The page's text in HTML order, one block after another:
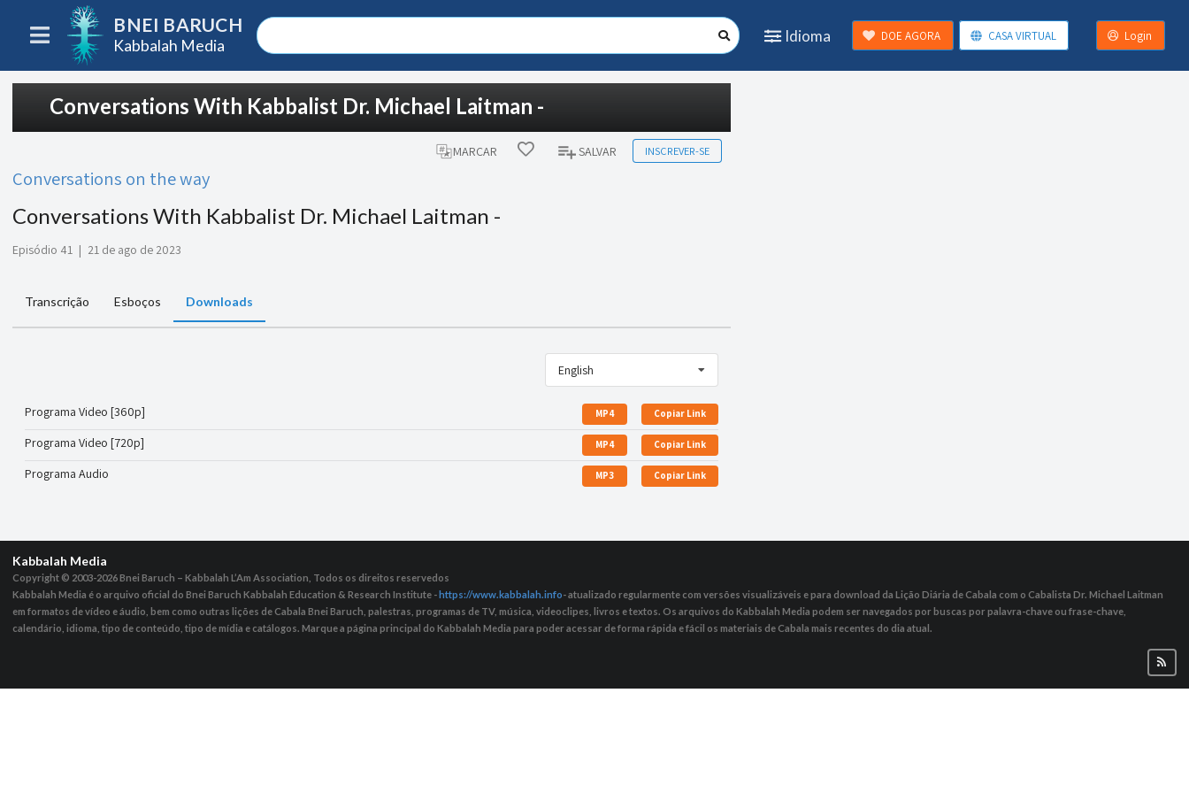
BNEI BARUCH
Kabbalah Media
Idioma DOE AGORA CASA VIRTUAL Login
Conversations With Kabbalist Dr. Michael Laitman -
MARCAR SALVAR INSCREVER-SE
Conversations on the way
Conversations With Kabbalist Dr. Michael Laitman -
Episódio 41 | 21 de ago de 2023
Transcrição Esboços Downloads
English
Programa Video [360p] MP4 Copiar Link
Programa Video [720p] MP4 Copiar Link
Programa Audio MP3 Copiar Link
Kabbalah Media
Copyright © 2003-2026Bnei Baruch – Kabbalah L’Am Association, Todos os direitos reservedos
Kabbalah Media é o arquivo oficial do Bnei Baruch Kabbalah Education & Research Institute -https://www.kabbalah.info- atualizado regularmente com versões visualizáveis ​​e para download da Lição Diária de Cabala com o Cabalista Dr. Michael Laitman
em formatos de vídeo e áudio, bem como outras lições de Cabala Bnei Baruch, palestras, programas de TV, música, videoclipes, livros e textos. Os arquivos do Kabbalah Media podem ser navegados por buscas por palavra-chave ou frase-chave,
calendário, idioma, tipo de conteúdo, tipo de mídia e catálogos. Marque a página principal do Kabbalah Media para poder acessar de forma rápida e fácil os materiais de Cabala mais recentes do dia atual.